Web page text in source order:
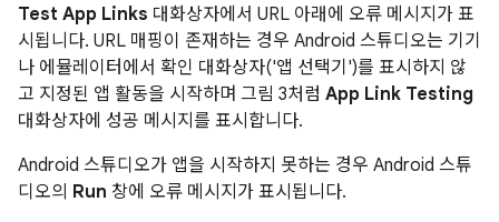
Test App Links 대화상자에서 URL 아래에 오류 메시지가 표
시됩니다. URL 매핑이 존재하는 경우 Android 스튜디오는 기기
나 에뮬레이터에서 확인 대화상자('앱 선택기')를 표시하지 않
고 지정된 앱 활동을 시작하며 그림 3처럼 App Link Testing
대화상자에 성공 메시지를 표시합니다.
Android 스튜디오가 앱을 시작하지 못하는 경우 Android 스튜
디오의 Run 창에 오류 메시지가 표시됩니다.